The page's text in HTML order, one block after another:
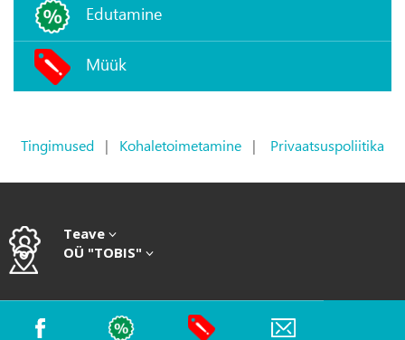
Edutamine
Müük
Tingimused | Kohaletoimetamine | Privaatsuspoliitika
Teave
OÜ "TOBIS"